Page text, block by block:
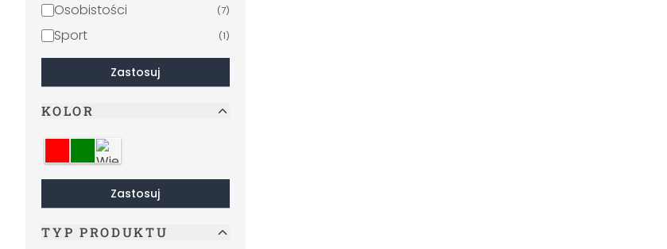
Osobistości (7)
Sport (1)
Zastosuj
KOLOR
Czerwony
ZielonyWielokolorowe
Zastosuj
TYP PRODUKTU